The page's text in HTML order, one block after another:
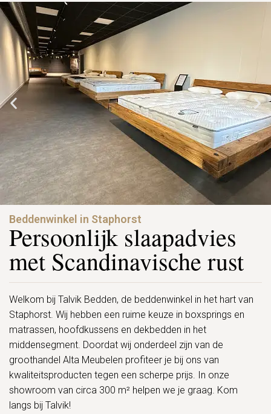
Beddenwinkel in Staphorst
Persoonlijk slaapadvies
met Scandinavische rust
Welkom bij Talvik Bedden, de beddenwinkel in het hart van
Staphorst. Wij hebben een ruime keuze in boxsprings en
matrassen, hoofdkussens en dekbedden in het
middensegment. Doordat wij onderdeel zijn van de
groothandel Alta Meubelen profiteer je bij ons van
kwaliteitsproducten tegen een scherpe prijs. In onze
showroom van circa 300 m² helpen we je graag. Kom
langs bij Talvik!